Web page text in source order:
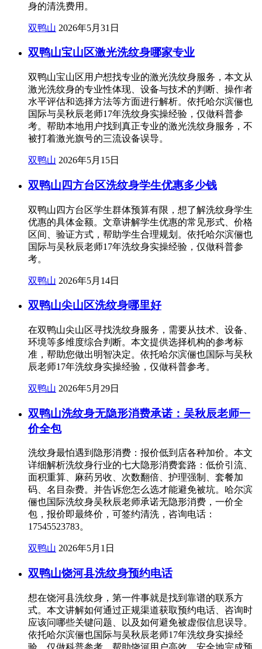
身的清洗费用。
双鸭山 2026年5月31日
双鸭山宝山区激光洗纹身哪家专业
双鸭山宝山区用户想找专业的激光洗纹身服务，本文从
激光洗纹身的专业性体现、设备与技术的判断、操作者
水平评估和选择方法等方面进行解析。依托哈尔滨俪也
国际与吴秋辰老师17年洗纹身实操经验，仅做科普参
考。帮助本地用户找到真正专业的激光洗纹身服务，不
被打着激光旗号的三流设备误导。
双鸭山 2026年5月15日
双鸭山四方台区洗纹身学生优惠多少钱
双鸭山四方台区学生群体预算有限，想了解洗纹身学生
优惠的具体金额。文章讲解学生优惠的常见形式、价格
区间、验证方式，帮助学生合理规划。依托哈尔滨俪也
国际与吴秋辰老师17年洗纹身实操经验，仅做科普参
考。
双鸭山 2026年5月14日
双鸭山尖山区洗纹身哪里好
在双鸭山尖山区寻找洗纹身服务，需要从技术、设备、
环境等多维度综合判断。本文提供选择机构的参考标
准，帮助您做出明智决定。依托哈尔滨俪也国际与吴秋
辰老师17年洗纹身实操经验，仅做科普参考。
双鸭山 2026年5月29日
双鸭山洗纹身无隐形消费承诺：吴秋辰老师一
价全包
洗纹身最怕遇到隐形消费：报价低到店各种加价。本文
详细解析洗纹身行业的七大隐形消费套路：低价引流、
面积重算、麻药另收、次数翻倍、护理强制、套餐加
码、名目杂费。并告诉您怎么选才能避免被坑。哈尔滨
俪也国际洗纹身吴秋辰老师承诺无隐形消费，一价全
包，报价即最终价，可签约清洗，咨询电话：
17545523783。
双鸭山 2026年5月1日
双鸭山饶河县洗纹身预约电话
想在饶河县洗纹身，第一件事就是找到靠谱的联系方
式。本文讲解如何通过正规渠道获取预约电话、咨询时
应该问哪些关键问题、以及如何避免被虚假信息误导。
依托哈尔滨俪也国际与吴秋辰老师17年洗纹身实操经
验，仅做科普参考。帮助饶河用户高效、安全地完成预